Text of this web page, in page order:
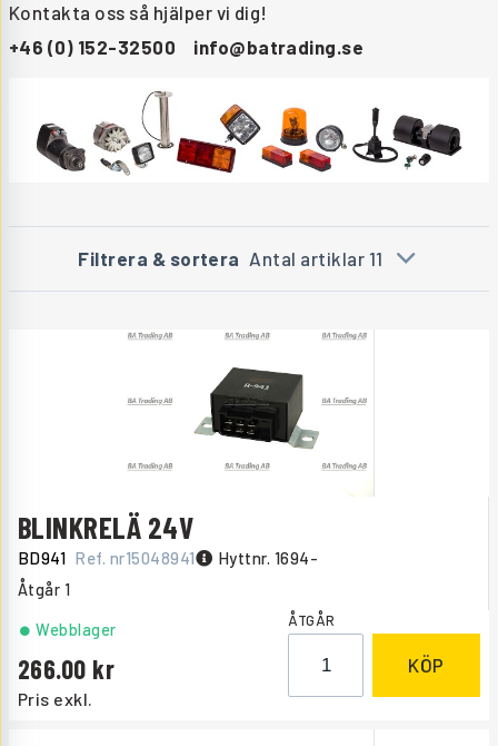
Kontakta oss så hjälper vi dig!
+46 (0) 152-32500
info@batrading.se
Filtrera & sortera Antal artiklar 11
BLINKRELÄ 24V
BD941 Ref. nr15048941 Hyttnr. 1694-
Åtgår 1
Pris exkl.
266.00
Webblager ÅTGÅR
KÖP